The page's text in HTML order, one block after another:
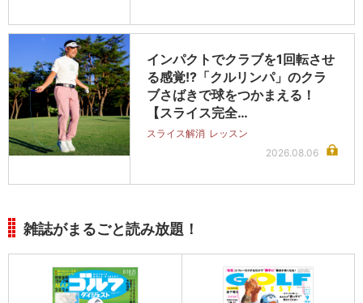
インパクトでクラブを1回転させ
る感覚!?「クルリンパ」のクラ
ブさばきで球をつかまえる！
【スライス完全…
スライス解消 レッスン
2026.08.06
雑誌がまるごと読み放題！